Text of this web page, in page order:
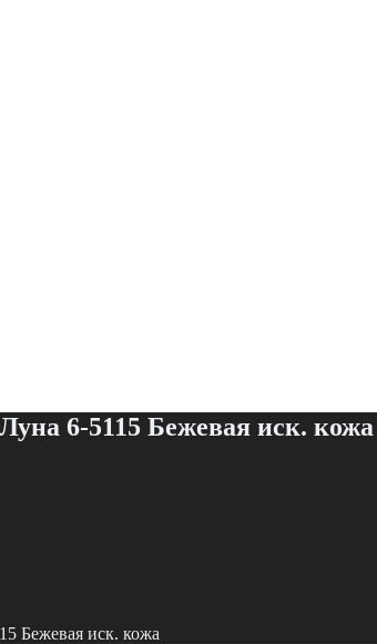
6-5115 Бежевая иск. кожа
Бежевая иск. кожа